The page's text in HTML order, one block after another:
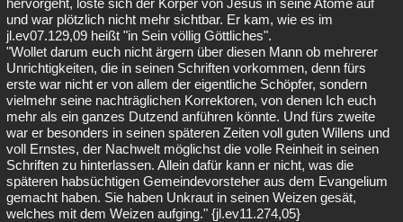
hervorgeht, löste sich der Körper von Jesus in seine Atome auf
und war plötzlich nicht mehr sichtbar. Er kam, wie es im
jl.ev07.129,09 heißt "in Sein völlig Göttliches".
"Wollet darum euch nicht ärgern über diesen Mann ob mehrerer
Unrichtigkeiten, die in seinen Schriften vorkommen, denn fürs
erste war nicht er von allem der eigentliche Schöpfer, sondern
vielmehr seine nachträglichen Korrektoren, von denen Ich euch
mehr als ein ganzes Dutzend anführen könnte. Und fürs zweite
war er besonders in seinen späteren Zeiten voll guten Willens und
voll Ernstes, der Nachwelt möglichst die volle Reinheit in seinen
Schriften zu hinterlassen. Allein dafür kann er nicht, was die
späteren habsüchtigen Gemeindevorsteher aus dem Evangelium
gemacht haben. Sie haben Unkraut in seinen Weizen gesät,
welches mit dem Weizen aufging." {jl.ev11.274,05}